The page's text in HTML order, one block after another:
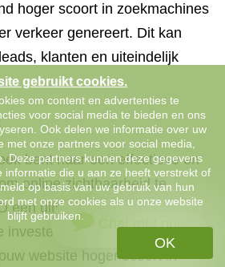
hoger scoort in zoekmachines
verkeer genereert. Dit kan
klanten en uiteindelijk
bent naar een effectieve en
online zichtbaarheid te
een uitstekende optie om te
investeren in SEO, kun je
website hoger scoort in
Chat met ons
gebruikt cookies.
om content en advertenties te
voor social media te bieden en ons
Ook delen we informatie over uw
met onze partners voor social media,
Deze partners kunnen deze gegevens
informatie die u aan ze heeft verstrekt of
op basis van uw gebruik van hun
met onze cookies als u onze website
blijft gebruiken.
OK